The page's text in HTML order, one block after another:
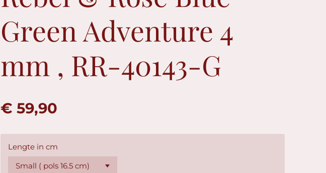
Green Adventure 4
mm , RR-40143-G
€ 59,90
Lengte in cm